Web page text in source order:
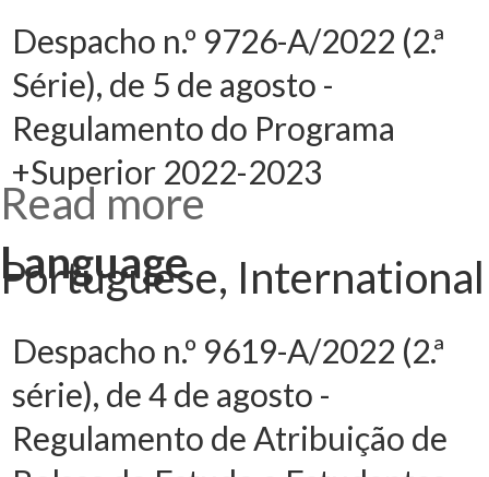
Estudo a
Estudantes do
Ensino
Superior
Despacho n.º 9726-A/2022 (2.ª
Série), de 5 de agosto -
Regulamento do Programa
+Superior 2022-2023
Read more
(2.ª Série), de 5
de agosto -
Regulamento
do Programa
+Superior
2022-2023
Language
Portuguese, International
Despacho n.º 9619-A/2022 (2.ª
série), de 4 de agosto -
Regulamento de Atribuição de